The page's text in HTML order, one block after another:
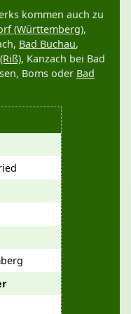
kommen auch zu
(Württemberg),
Bad Buchau,
, Kanzach bei Bad
Boms oder Bad